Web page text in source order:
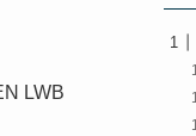
LWB